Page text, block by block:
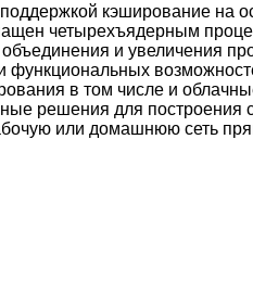
кэширование на
четырехъядерным
и увеличения
функциональных
в том числе и
решения для построения
или домашнюю сеть